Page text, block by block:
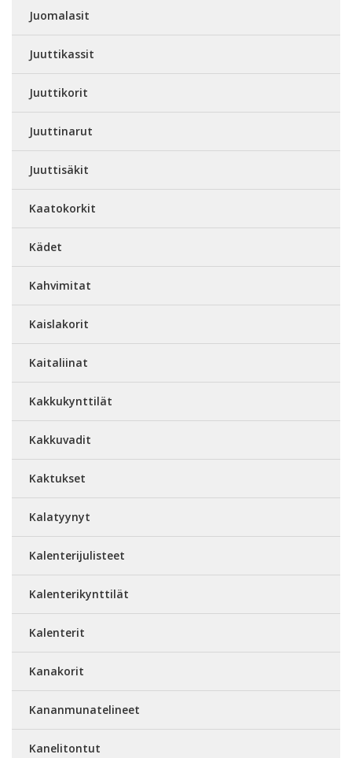
Juomalasit
Juuttikassit
Juuttikorit
Juuttinarut
Juuttisäkit
Kaatokorkit
Kädet
Kahvimitat
Kaislakorit
Kaitaliinat
Kakkukynttilät
Kakkuvadit
Kaktukset
Kalatyynyt
Kalenterijulisteet
Kalenterikynttilät
Kalenterit
Kanakorit
Kananmunatelineet
Kanelitontut